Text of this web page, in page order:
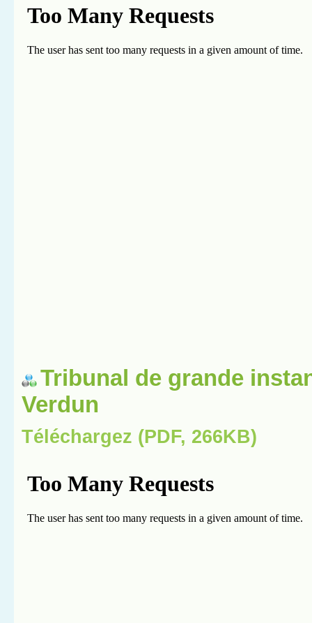
Tribunal de grande
Verdun
Téléchargez (PDF, 266KB)